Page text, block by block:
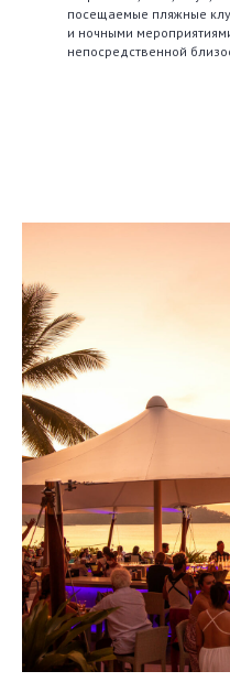
посещаемые пляжные
и ночными
непосредственной